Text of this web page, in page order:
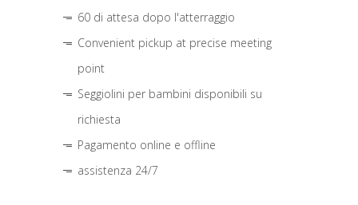
60 di attesa dopo l'atterraggio
Convenient pickup at precise meeting
point
Seggiolini per bambini disponibili su
richiesta
Pagamento online e offline
assistenza 24/7